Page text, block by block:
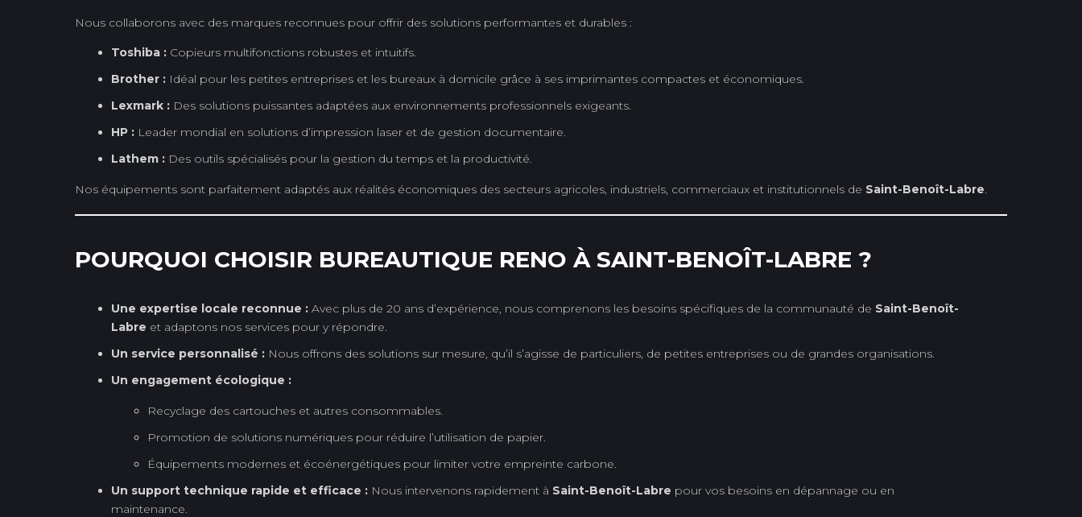
Nous collaborons avec des marques reconnues pour offrir des solutions performantes et durables :
Toshiba : Copieurs multifonctions robustes et intuitifs.
Brother : Idéal pour les petites entreprises et les bureaux à domicile grâce à ses imprimantes compactes et économiques.
Lexmark : Des solutions puissantes adaptées aux environnements professionnels exigeants.
HP : Leader mondial en solutions d’impression laser et de gestion documentaire.
Lathem : Des outils spécialisés pour la gestion du temps et la productivité.
Nos équipements sont parfaitement adaptés aux réalités économiques des secteurs agricoles, industriels, commerciaux et institutionnels de Saint-Benoît-Labre.
POURQUOI CHOISIR BUREAUTIQUE RENO À SAINT-BENOÎT-LABRE ?
Une expertise locale reconnue : Avec plus de 20 ans d’expérience, nous comprenons les besoins spécifiques de la communauté de Saint-Benoît-
Labre et adaptons nos services pour y répondre.
Un service personnalisé : Nous offrons des solutions sur mesure, qu’il s’agisse de particuliers, de petites entreprises ou de grandes organisations.
Un engagement écologique :
Recyclage des cartouches et autres consommables.
Promotion de solutions numériques pour réduire l’utilisation de papier.
Équipements modernes et écoénergétiques pour limiter votre empreinte carbone.
Un support technique rapide et efficace : Nous intervenons rapidement à Saint-Benoît-Labre pour vos besoins en dépannage ou en
maintenance.